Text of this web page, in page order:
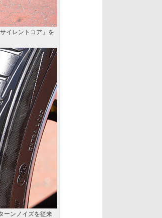
イレントコア」を
ーンノイズを従来